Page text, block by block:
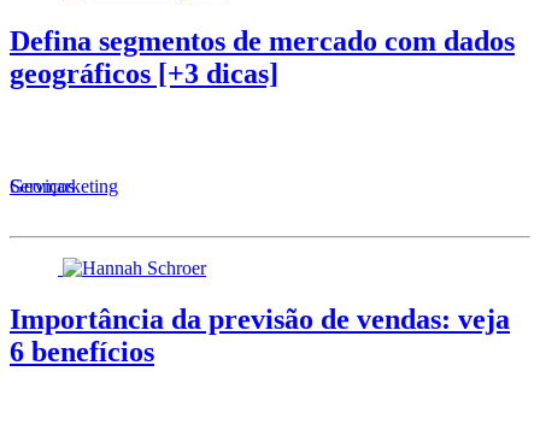
Defina segmentos de mercado com dados
geográficos [+3 dicas]
Serviços
Geomarketing
Importância da previsão de vendas: veja
6 benefícios